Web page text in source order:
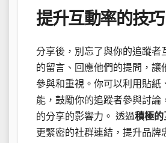
提升互動率的技巧
分享後，別忘了與你的追蹤者
的留言、回應他們的提問，讓
參與和重視。你可以利用貼紙
能，鼓勵你的追蹤者參與討論
的分享的影響力。 透過積極的
更緊密的社群連結，提升品牌